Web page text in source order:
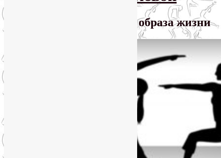
Практики для здорового образа жизни